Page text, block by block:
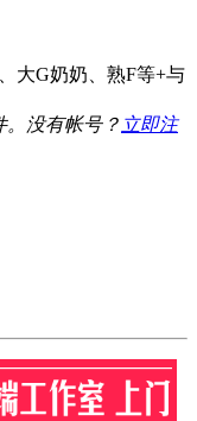
大G奶奶、熟F等+与
没有帐号？ 立即注